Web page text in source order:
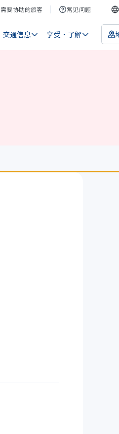
需要协助的旅客 常见问题
交通信息 享受・了解